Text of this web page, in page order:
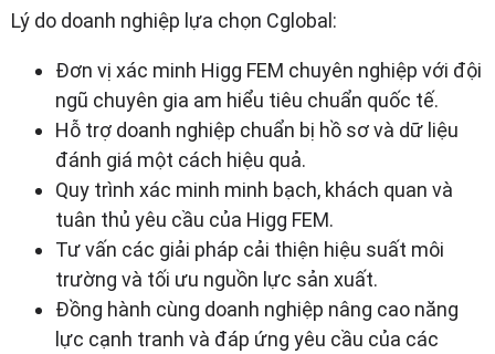
Lý do doanh nghiệp lựa chọn Cglobal:
Đơn vị xác minh Higg FEM chuyên nghiệp với đội
ngũ chuyên gia am hiểu tiêu chuẩn quốc tế.
Hỗ trợ doanh nghiệp chuẩn bị hồ sơ và dữ liệu
đánh giá một cách hiệu quả.
Quy trình xác minh minh bạch, khách quan và
tuân thủ yêu cầu của Higg FEM.
Tư vấn các giải pháp cải thiện hiệu suất môi
trường và tối ưu nguồn lực sản xuất.
Đồng hành cùng doanh nghiệp nâng cao năng
lực cạnh tranh và đáp ứng yêu cầu của các